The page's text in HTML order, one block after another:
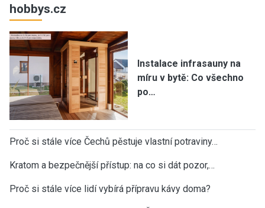
hobbys.cz
Instalace infrasauny na
míru v bytě: Co všechno
po…
Proč si stále více Čechů pěstuje vlastní potraviny…
Kratom a bezpečnější přístup: na co si dát pozor,…
Proč si stále více lidí vybírá přípravu kávy doma?